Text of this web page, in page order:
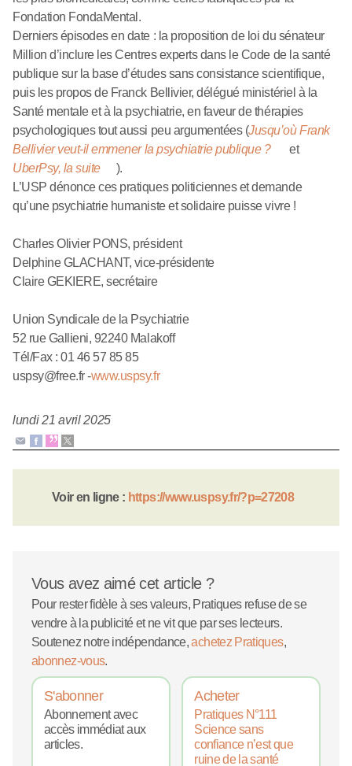
Fondation FondaMental.
Derniers épisodes en date : la proposition de loi du sénateur
Million d’inclure les Centres experts dans le Code de la santé
publique sur la base d’études sans consistance scientifique,
puis les propos de Franck Bellivier, délégué ministériel à la
Santé mentale et à la psychiatrie, en faveur de thérapies
psychologiques tout aussi peu argumentées (Jusqu’où Frank
Bellivier veut-il emmener la psychiatrie publique ?
et
UberPsy, la suite
).
L’USP dénonce ces pratiques politiciennes et demande
qu’une psychiatrie humaniste et solidaire puisse vivre !
Charles Olivier PONS, président
Delphine GLACHANT, vice-présidente
Claire GEKIERE, secrétaire
Union Syndicale de la Psychiatrie
52 rue Gallieni, 92240 Malakoff
Tél/Fax : 01 46 57 85 85
uspsy@free.fr -www.uspsy.fr
lundi 21 avril 2025
Voir en ligne : https://www.uspsy.fr/?p=27208
Vous avez aimé cet article ?
Pour rester fidèle à ses valeurs, Pratiques refuse de se
vendre à la publicité et ne vit que par ses lecteurs.
Soutenez notre indépendance,achetez Pratiques,
abonnez-vous.
S'abonner
Abonnement avec
accès immédiat aux
articles.
Acheter
Pratiques N°111
Science sans
confiance n’est que
ruine de la santé